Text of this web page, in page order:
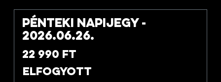
Pénteki napijegy -
2026.06.26.
22 990 Ft
Elfogyott